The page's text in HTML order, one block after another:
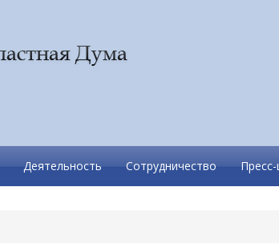
Деятельность Сотрудничество